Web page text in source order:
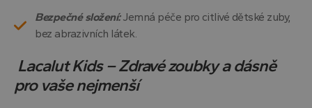
Bezpečné složení:Jemná péče pro citlivé dětské zuby,
bez abrazivních látek.
Lacalut Kids – Zdravé zoubky a dásně
pro vaše nejmenší